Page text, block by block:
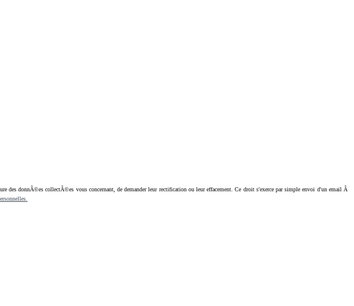
donnÃ©es collectÃ©es vous concernant, de demander leur rectification ou leur effacement. Ce droit s'exerce par simple envoi d'un email Ã